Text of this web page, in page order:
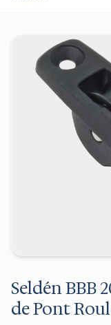
Seldén BBB
de Pont